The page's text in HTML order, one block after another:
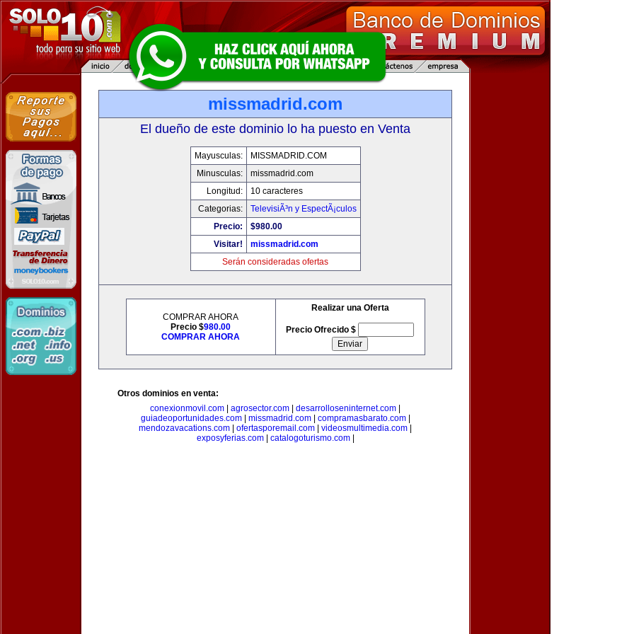
missmadrid.com
El dueño de este dominio lo ha puesto en Venta
Mayusculas:
MISSMADRID.COM
Minusculas:
missmadrid.com
Longitud:
10 caracteres
Categorias:
TelevisiÃ³n y EspectÃ¡culos
Precio:
$980.00
Visitar!
missmadrid.com
Serán consideradas ofertas
COMPRAR AHORA
Precio $980.00
COMPRAR AHORA
Realizar una Oferta
Precio Ofrecido $
Otros dominios en venta:
conexionmovil.com
agrosector.com desarrolloseninternet.com
guiadeoportunidades.com| missmadrid.com| compramasbarato.com|
mendozavacations.com
ofertasporemail.com videosmultimedia.com
exposyferias.com| catalogoturismo.com|